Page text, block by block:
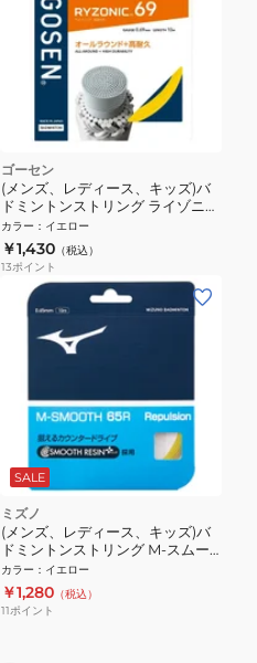
ゴーセン
(メンズ、レディース、キッズ)バ
ドミントンストリング ライゾニッ
ク69 イエロー BSRY69YE
カラー ： イエロー
￥1,430 （税込）
13ポイント
SALE
ミズノ
(メンズ、レディース、キッズ)バ
ドミントンストリング M-スムー
ス 65R 73JGA24045
カラー ： イエロー
￥1,280 （税込）
11ポイント